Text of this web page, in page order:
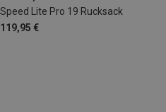
Speed Lite Pro 19 Rucksack
119,95 €